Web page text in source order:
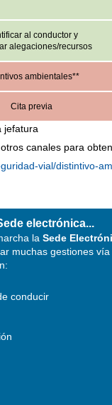
al conductor y
alegaciones/recursos
ambientales**
Cita previa
jefatura
canales para
vial/distintivo-
electrónica...
laSede
muchas gestiones
conducir